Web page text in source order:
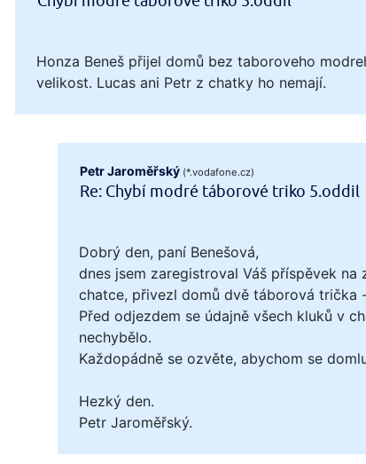
Honza Beneš přijel domů bez taboroveho
velikost. Lucas ani Petr z chatky ho nemají.
Petr Jaroměřský (*.vodafone.cz)
Re: Chybí modré táborové triko 5.oddil
Dobrý den, paní Benešová,
dnes jsem zaregistroval Váš příspěvek
chatce, přivezl domů dvě táborová trička
Před odjezdem se údajně všech kluků v
nechybělo.
Každopádně se ozvěte, abychom se
Hezký den.
Petr Jaroměřský.